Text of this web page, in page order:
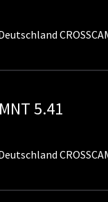
5.41